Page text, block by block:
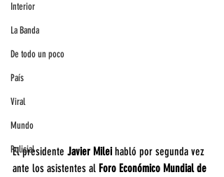
Interior
La Banda
De todo un poco
País
Viral
Mundo
Policial
El presidente Javier Milei habló por segunda vez
ante los asistentes al Foro Económico Mundial de